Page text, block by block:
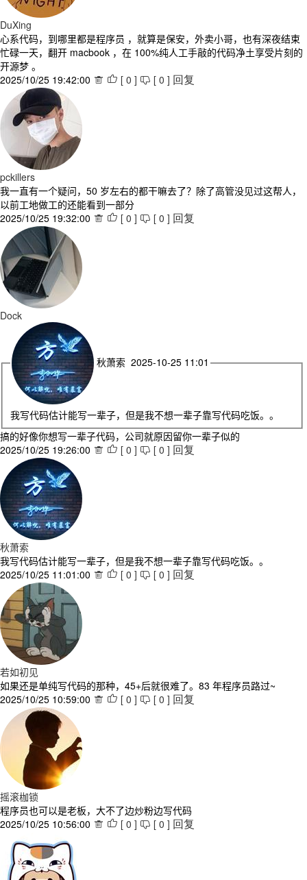
DuXing
心系代码，到哪里都是程序员 ，就算是保安，外卖小哥，也有深夜结束
忙碌一天，翻开 macbook ，在 100%纯人工手敲的代码净土享受片刻的
开源梦 。
2025/10/25 19:42:00   [ 0 ]  [ 0 ] 回复
pckillers
我一直有一个疑问，50 岁左右的都干嘛去了？除了高管没见过这帮人，
以前工地做工的还能看到一部分
2025/10/25 19:32:00   [ 0 ]  [ 0 ] 回复
Dock
秋萧索 2025-10-25 11:01
我写代码估计能写一辈子，但是我不想一辈子靠写代码吃饭。。
搞的好像你想写一辈子代码，公司就原因留你一辈子似的
2025/10/25 19:26:00   [ 0 ]  [ 0 ] 回复
秋萧索
我写代码估计能写一辈子，但是我不想一辈子靠写代码吃饭。。
2025/10/25 11:01:00   [ 0 ]  [ 0 ] 回复
若如初见
如果还是单纯写代码的那种，45+后就很难了。83 年程序员路过~
2025/10/25 10:59:00   [ 0 ]  [ 0 ] 回复
摇滚枷锁
程序员也可以是老板，大不了边炒粉边写代码
2025/10/25 10:56:00   [ 0 ]  [ 0 ] 回复